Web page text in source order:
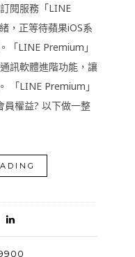
閱服務「LINE
，正等待蘋果iOS系
「LINE Premium」
訊軟體進階功能，讓
「LINE Premium」
員權益? 以下做一整